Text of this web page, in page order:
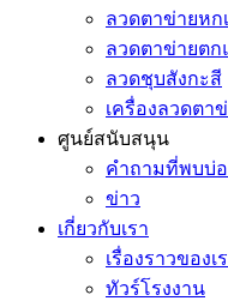
ลวดตาข่ายหก
ลวดตาข่ายตก
ลวดชุบสังกะสี
เครื่องลวดตา
ศูนย์สนับสนุน
คำถามที่พบบ่
ข่าว
เกี่ยวกับเรา
เรื่องราวของเ
ทัวร์โรงงาน